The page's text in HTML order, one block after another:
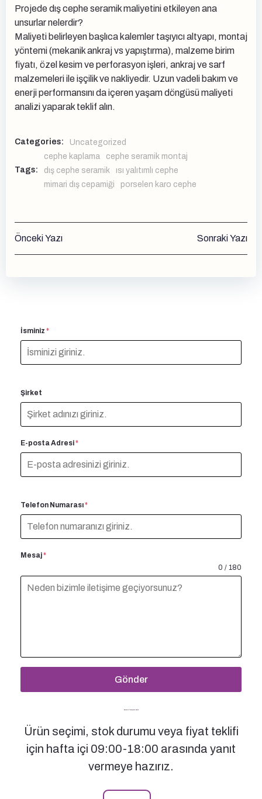
Projede dış cephe seramik maliyetini etkileyen ana
unsurlar nelerdir?
Maliyeti belirleyen başlıca kalemler taşıyıcı altyapı, montaj
yöntemi (mekanik ankraj vs yapıştırma), malzeme birim
fiyatı, özel kesim ve perforasyon işleri, ankraj ve sarf
malzemeleri ile işçilik ve nakliyedir. Uzun vadeli bakım ve
enerji performansını da içeren yaşam döngüsü maliyeti
analizi yaparak teklif alın.
Categories: Uncategorized
Tags:
cephe kaplama
cephe seramik montaj
dış cephe seramik
ısı yalıtımlı cephe
mimari dış cepamiği
porselen karo cephe
Yazı
gezinmesi
Önceki Yazı
gezinmesi
Sonraki Yazı
İsminiz *
Şirket
E-posta Adresi*
Telefon Numarası*
Mesaj*
0 / 180
Gönder
Bizimle İletişime Geçin
Ürün seçimi, stok durumu veya fiyat teklifi
için hafta içi 09:00-18:00 arasında yanıt
vermeye hazırız.